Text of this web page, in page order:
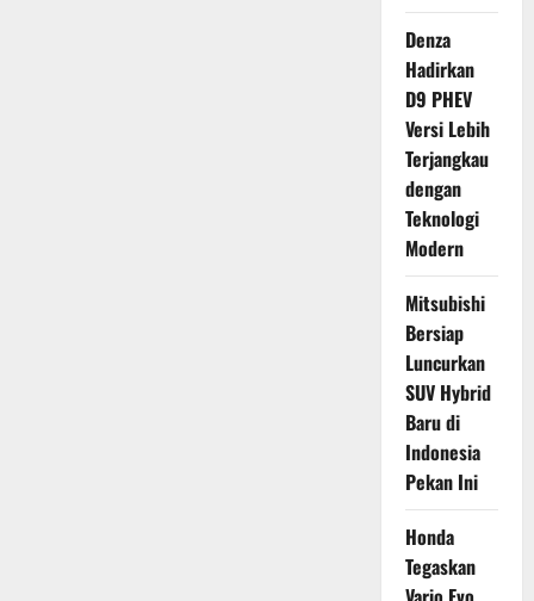
Denza
Hadirkan
D9 PHEV
Versi Lebih
Terjangkau
dengan
Teknologi
Modern
Mitsubishi
Bersiap
Luncurkan
SUV Hybrid
Baru di
Indonesia
Pekan Ini
Honda
Tegaskan